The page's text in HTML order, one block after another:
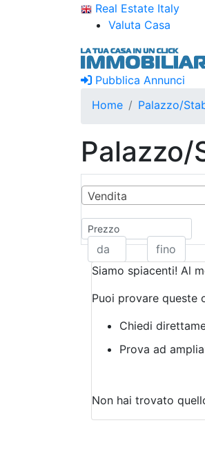
Real Estate Italy
Valuta Casa
Pubblica Annunci
Home
Palazzo/
Palazzo/
Vendita
Prezzo
Siamo spiacenti! Al
Puoi provare queste
Chiedi
Prova ad
Non hai trovato